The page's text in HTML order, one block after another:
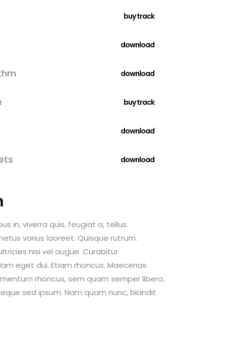
buy track
download
download
buy track
download
download
in, viverra quis, feugiat a, tellus.
varius laoreet. Quisque rutrum.
nisi vel augue. Curabitur
eget dui. Etiam rhoncus. Maecenas
rhoncus, sem quam semper libero,
sed ipsum. Nam quam nunc, blandit